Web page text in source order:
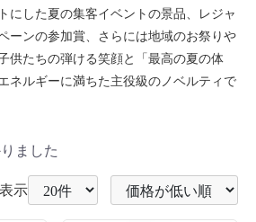
にした夏の集客イベントの景品、レジャ
ーンの参加賞、さらには地域のお祭りや
供たちの弾ける笑顔と「最高の夏の体
ネルギーに満ちた主役級のノベルティで
ました
示